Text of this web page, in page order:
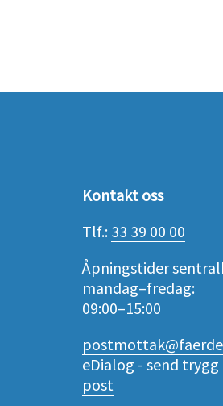
Kontakt oss
Tlf.: 33 39 00 00
Åpningstider
mandag–fredag:
09:00–15:00
eDialog - send
post